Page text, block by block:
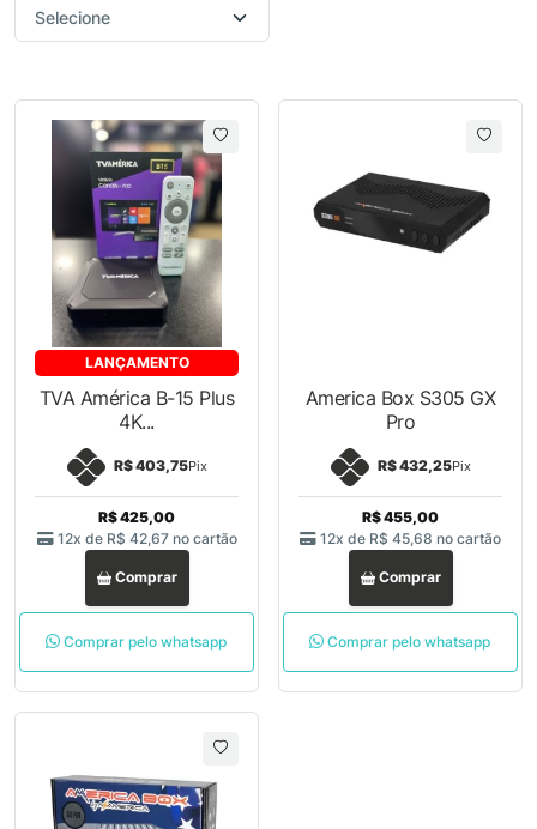
LANÇAMENTO
TVA América B-15 Plus
4K...
R$ 403,75Pix
R$ 425,00
12x de R$ 42,67 no cartão
Comprar
Comprar pelo whatsapp
America Box S305 GX
Pro
R$ 432,25Pix
R$ 455,00
12x de R$ 45,68 no cartão
Comprar
Comprar pelo whatsapp